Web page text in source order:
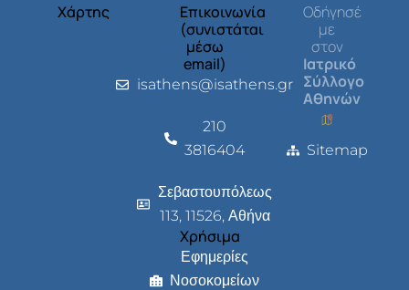
Χάρτης
Επικοινωνία
(συνιστάται
μέσω
email)
isathens@isathens.gr
210
3816404
Σεβαστουπόλεως
113, 11526, Αθήνα
Χρήσιμα
Εφημερίες
Νοσοκομείων
Οδήγησέ
με
στον
Ιατρικό
Σύλλογο
Αθηνών
Sitemap